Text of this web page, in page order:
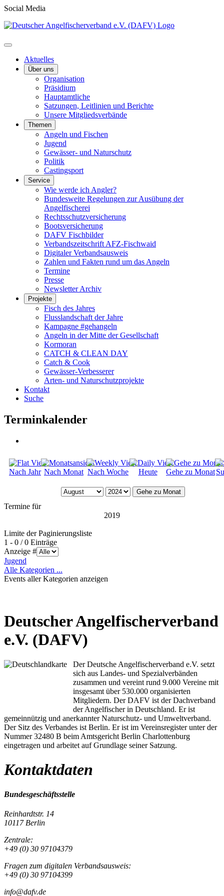
Social Media
Aktuelles
Über uns
Organisation
Präsidium
Hauptamtliche
Satzungen, Leitlinien und Berichte
Unsere Mitgliedsverbände
Themen
Angeln und Fischen
Jugend
Gewässer- und Naturschutz
Politik
Castingsport
Service
Wie werde ich Angler?
Bundesweite Regelungen zur Ausübung der
Angelfischerei
Rechtsschutzversicherung
Bootsversicherung
DAFV Fischbilder
Verbandszeitschrift AFZ-Fischwaid
Digitaler Verbandsausweis
Zahlen und Fakten rund um das Angeln
Termine
Presse
Newsletter Archiv
Projekte
Fisch des Jahres
Flusslandschaft der Jahre
Kampagne #gehangeln
Angeln in der Mitte der Gesellschaft
Kormoran
CATCH & CLEAN DAY
Catch & Cook
Gewässer-Verbesserer
Arten- und Naturschutzprojekte
Kontakt
Suche
Terminkalender
Nach Jahr Nach Monat Nach Woche Heute Gehe zu Monat
Gehe zu Monat
Termine für
2019
Limite der Paginierungsliste
1 - 0 / 0 Einträge
Anzeige #
Jugend
Alle Kategorien ...
Events aller Kategorien anzeigen
Deutscher Angelfischerverband
e.V. (DAFV)
Der Deutsche Angelfischerverband e.V. setzt
sich aus Landes- und Spezialverbänden
zusammen und vereint rund 9.000 Vereine mit
insgesamt über 530.000 organisierten
Mitgliedern. Der DAFV ist der Dachverband
der Angelfischer in Deutschland. Er ist
gemeinnützig und anerkannter Naturschutz- und Umweltverband.
Der Sitz des Verbandes ist Berlin. Er ist im Vereinsregister unter der
Nummer 32480 B beim Amtsgericht Berlin Charlottenburg
eingetragen und arbeitet auf Grundlage seiner Satzung.
Kontaktdaten
Bundesgeschäftsstelle
Reinhardtstr. 14
10117 Berlin
Zentrale:
+49 (0) 30 97104379
Fragen zum digitalen Verbandsausweis:
+49 (0) 30 97104399
info@dafv.de